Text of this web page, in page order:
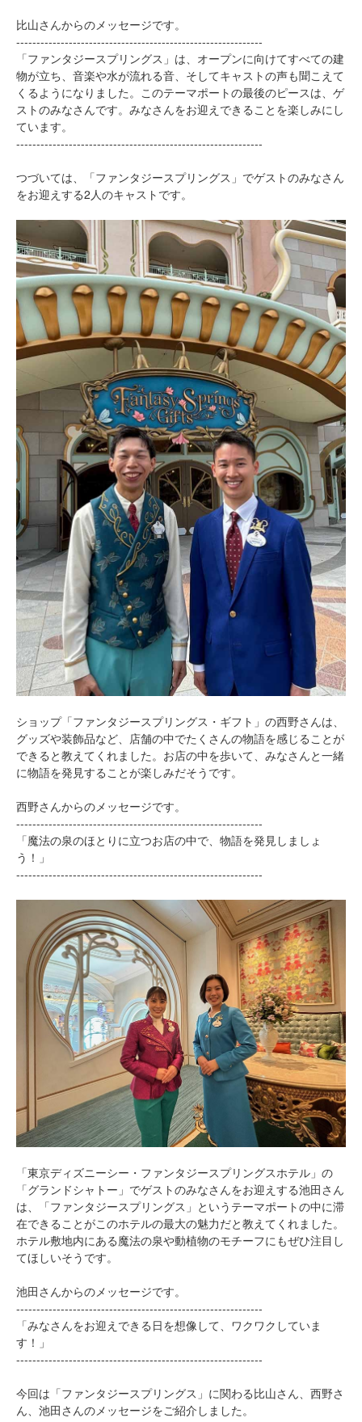
比山さんからのメッセージです。
-------------------------------------------------------------
「ファンタジースプリングス」は、オープンに向けてすべての建
物が立ち、音楽や水が流れる音、そしてキャストの声も聞こえて
くるようになりました。このテーマポートの最後のピースは、ゲ
ストのみなさんです。みなさんをお迎えできることを楽しみにし
ています。
-------------------------------------------------------------
つづいては、「ファンタジースプリングス」でゲストのみなさん
をお迎えする2人のキャストです。
ショップ「ファンタジースプリングス・ギフト」の西野さんは、
グッズや装飾品など、店舗の中でたくさんの物語を感じることが
できると教えてくれました。お店の中を歩いて、みなさんと一緒
に物語を発見することが楽しみだそうです。
西野さんからのメッセージです。
-------------------------------------------------------------
「魔法の泉のほとりに立つお店の中で、物語を発見しましょ
う！」
-------------------------------------------------------------
「東京ディズニーシー・ファンタジースプリングスホテル」の
「グランドシャトー」でゲストのみなさんをお迎えする池田さん
は、「ファンタジースプリングス」というテーマポートの中に滞
在できることがこのホテルの最大の魅力だと教えてくれました。
ホテル敷地内にある魔法の泉や動植物のモチーフにもぜひ注目し
てほしいそうです。
池田さんからのメッセージです。
-------------------------------------------------------------
「みなさんをお迎えできる日を想像して、ワクワクしていま
す！」
-------------------------------------------------------------
今回は「ファンタジースプリングス」に関わる比山さん、西野さ
ん、池田さんのメッセージをご紹介しました。